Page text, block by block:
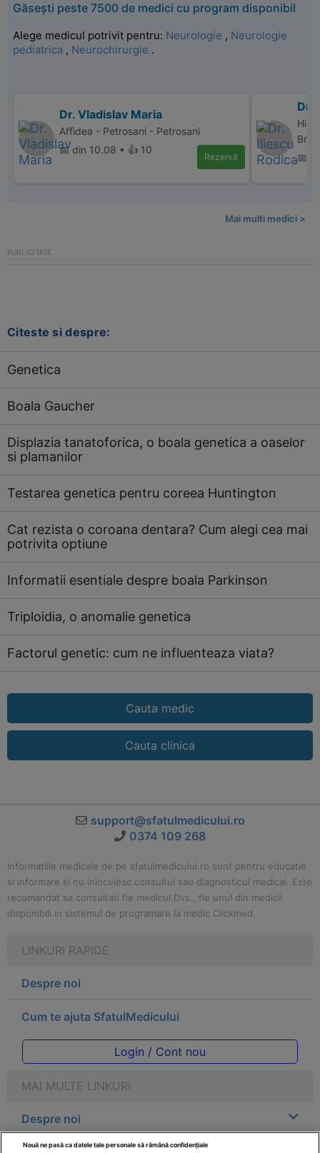
Găsești peste 7500 de medici cu program disponibil
Alege medicul potrivit pentru: Neurologie , Neurologie
pediatrica , Neurochirurgie .
Dr. Vladislav Maria
Affidea - Petrosani - Petrosani
📅 din 10.08 • 👍 10
Rezervă
Dr.
📅
Mai multi medici >
Citeste si despre:
Genetica
Boala Gaucher
Displazia tanatoforica, o boala genetica a oaselor
si plamanilor
Testarea genetica pentru coreea Huntington
Cat rezista o coroana dentara? Cum alegi cea mai
potrivita optiune
Informatii esentiale despre boala Parkinson
Triploidia, o anomalie genetica
Factorul genetic: cum ne influenteaza viata?
Cauta medic
Cauta clinica
support@sfatulmedicului.ro
0374 109 268
Informatiile medicale de pe sfatulmedicului.ro sunt pentru educatie
si informare si nu inlocuiesc consultul sau diagnosticul medical. Este
recomandat sa consultati fie medicul Dvs., fie unul din medicii
disponibili in sistemul de programare la medic Clickmed.
LINKURI RAPIDE
Despre noi
Cum te ajuta SfatulMedicului
Login / Cont nou
MAI MULTE LINKURI
Despre noi
Nouă ne pasă ca datele tale personale să rămână confidențiale